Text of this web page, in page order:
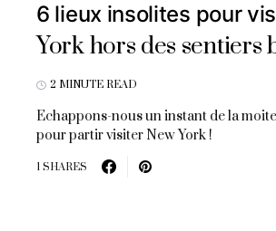
6 lieux insolites pour
York hors des sentiers
2 MINUTE READ
Echappons-nous un instant de la
pour partir visiter New York !
1 SHARES